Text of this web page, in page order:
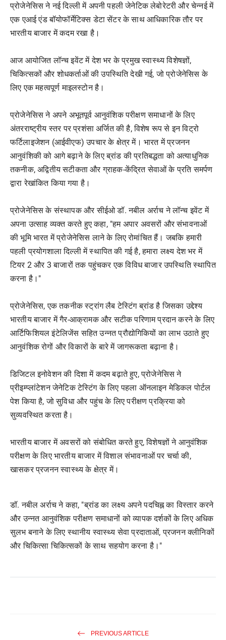
प्रोजेनेसिस ने नई दिल्ली में अपनी पहली जेनेटिक लेबोरेटरी और चेन्नई में
एक एआई एंड बॉयोफॉर्मेटिक्स डेटा सेंटर के साथ आधिकारिक तौर पर
भारतीय बाजार में कदम रखा है।
आज आयोजित लॉन्च इवेंट में देश भर के प्रमुख स्वास्थ्य विशेषज्ञों,
चिकित्सकों और शोधकर्ताओं की उपस्थिति देखी गई, जो प्रोजेनेसिस के
लिए एक महत्वपूर्ण माइलस्टोन है।
प्रोजेनेसिस ने अपने अभूतपूर्व आनुवंशिक परीक्षण समाधानों के लिए
अंतरराष्ट्रीय स्तर पर प्रशंसा अर्जित की है, विशेष रूप से इन विट्रो
फर्टिलाइजेशन (आईवीएफ) उपचार के क्षेत्र में। भारत में प्रजनन
आनुवंशिकी को आगे बढ़ाने के लिए ब्रांड की प्रतिबद्धता को अत्याधुनिक
तकनीक, अद्वितीय सटीकता और ग्राहक-केंद्रित सेवाओं के प्रति समर्पण
द्वारा रेखांकित किया गया है।
प्रोजेनेसिस के संस्थापक और सीईओ डॉ. नबील अर्राच ने लॉन्च इवेंट में
अपना उत्साह व्यक्त करते हुए कहा, "हम अपार अवसरों और संभावनाओं
की भूमि भारत में प्रोजेनेसिस लाने के लिए रोमांचित हैं। जबकि हमारी
पहली प्रयोगशाला दिल्ली में स्थापित की गई है, हमारा लक्ष्य देश भर में
टियर 2 और 3 बाजारों तक पहुंचकर एक विविध बाजार उपस्थिति स्थापित
करना है।"
प्रोजेनेसिस, एक तकनीक स्ट्रांग लैब टेस्टिंग ब्रांड है जिसका उद्देश्य
भारतीय बाजार में गैर-आक्रामक और सटीक परिणाम प्रदान करने के लिए
आर्टिफिशियल इंटेलिजेंस सहित उन्नत प्रौद्योगिकियों का लाभ उठाते हुए
आनुवंशिक रोगों और विकारों के बारे में जागरूकता बढ़ाना है।
डिजिटल इनोवेशन की दिशा में कदम बढ़ाते हुए, प्रोजेनेसिस ने
प्रीइम्प्लांटेशन जेनेटिक टेस्टिंग के लिए पहला ऑनलाइन मेडिकल पोर्टल
पेश किया है, जो सुविधा और पहुंच के लिए परीक्षण प्रक्रिया को
सुव्यवस्थित करता है।
भारतीय बाजार में अवसरों को संबोधित करते हुए, विशेषज्ञों ने आनुवंशिक
परीक्षण के लिए भारतीय बाजार में विशाल संभावनाओं पर चर्चा की,
खासकर प्रजनन स्वास्थ्य के क्षेत्र में।
डॉ. नबील अर्राच ने कहा, "ब्रांड का लक्ष्य अपने पदचिह्न का विस्तार करने
और उन्नत आनुवंशिक परीक्षण समाधानों को व्यापक दर्शकों के लिए अधिक
सुलभ बनाने के लिए स्थानीय स्वास्थ्य सेवा प्रदाताओं, प्रजनन क्लीनिकों
और चिकित्सा चिकित्सकों के साथ सहयोग करना है।"
PREVIOUS ARTICLE